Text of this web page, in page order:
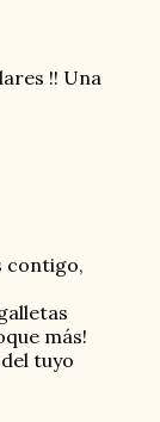
!! Una
contigo,
más!
tuyo